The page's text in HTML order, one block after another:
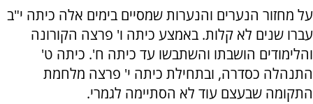
על מחזור הנערים והנערות שמסיים בימים אלה כיתה י"ב
עברו שנים לא קלות. באמצע כיתה ו' פרצה הקורונה
והלימודים הושבתו והשתבשו עד כיתה ח'. כיתה ט'
התנהלה כסדרה, ובתחילת כיתה י' פרצה מלחמת
התקומה שבעצם עוד לא הסתיימה לגמרי.